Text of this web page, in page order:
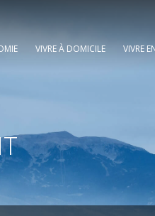
VIVRE À DOMICILE VIVRE